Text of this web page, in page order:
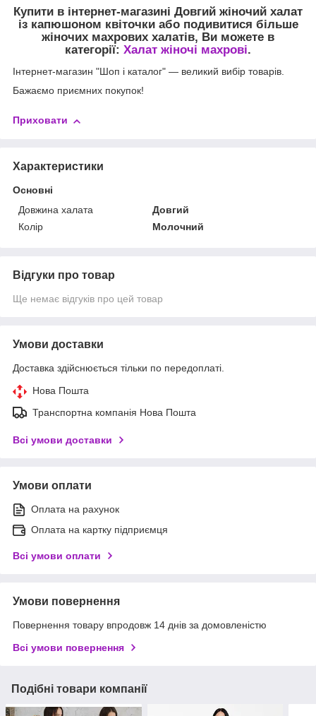
Купити в інтернет-магазині Довгий жіночий халат
із капюшоном квіточки або подивитися більше
жіночих махрових халатів, Ви можете в
категорії: Халат жіночі махрові.
Інтернет-магазин "Шоп і каталог" — великий вибір товарів.
Бажаємо приємних покупок!
Приховати
Характеристики
Основні
Довжина халата
Довгий
Колір
Молочний
Відгуки про товар
Ще немає відгуків про цей товар
Умови доставки
Доставка здійснюється тільки по передоплаті.
Нова Пошта
Транспортна компанія Нова Пошта
Всі умови доставки
Умови оплати
Оплата на рахунок
Оплата на картку підприємця
Всі умови оплати
Умови повернення
Повернення товару впродовж 14 днів за домовленістю
Всі умови повернення
Подібні товари компанії